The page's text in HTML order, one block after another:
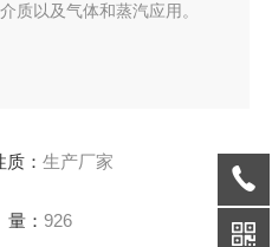
质以及气体和蒸汽应用。
质：生产厂家
量：926